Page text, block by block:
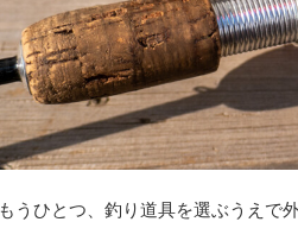
もうひとつ、釣り道具を選ぶうえで